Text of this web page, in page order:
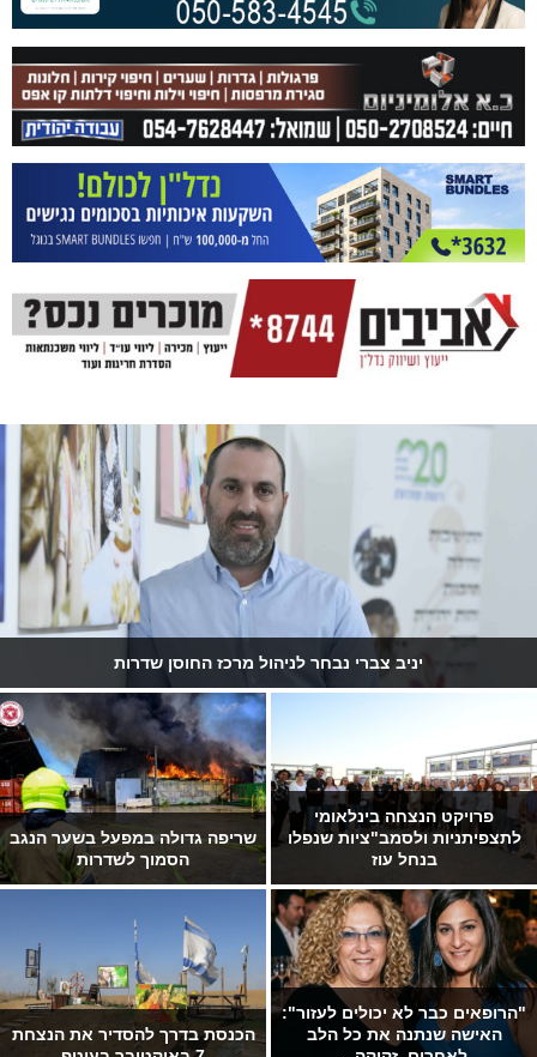
משדרות לפרלמנט הגרמני: מודל החוסן העירוני מעורר עניין באירופה
בגיל 90: שדרות הצדיעה למורה
ולמתנדבת המיתולוגית דינה נבו
חשד לחיסול בנתיבות: אדם נורה
למוות, צעיר נוסף נפצע קל
בשורה גדולה: כביש 334 החדש
משחקי אימון של מ.כ שדרות: 2:2